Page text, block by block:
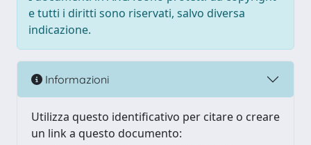
e tutti i diritti sono riservati, salvo diversa
indicazione.
Informazioni
Utilizza questo identificativo per citare o creare
un link a questo documento: